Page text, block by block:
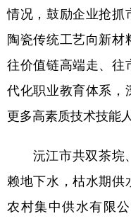
新疆 内蒙
多语种频道
English
Русский язык
Deutsch
情况，鼓励企业抢抓
陶瓷传统工艺向新材
往价值链高端走、往
代化职业教育体系，
更多高素质技术技能人
沅江市共双茶垸
赖地下水，枯水期
农村集中供水有限